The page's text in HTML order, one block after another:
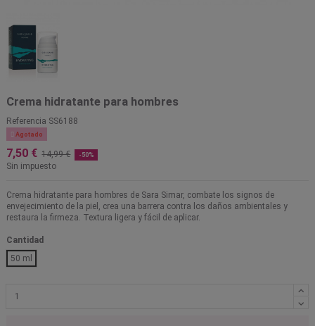
Crema hidratante para hombres
Referencia SS6188
 Agotado
7,50 € 14,99 € -50%
Sin impuesto
Crema hidratante para hombres de Sara Simar, combate los signos de
envejecimiento de la piel, crea una barrera contra los daños ambientales y
restaura la firmeza. Textura ligera y fácil de aplicar.
Cantidad
50 ml